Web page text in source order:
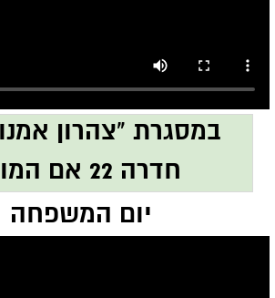
במסגרת "צהרון
חדרה 22 אם המושבות
יום המשפחה